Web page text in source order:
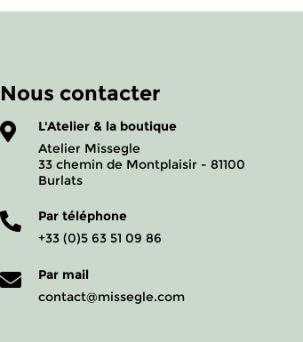
Nous contacter
L'Atelier & la boutique
Atelier Missegle
33 chemin de Montplaisir - 81100
Burlats
Par téléphone
+33 (0)5 63 51 09 86
Par mail
contact@missegle.com